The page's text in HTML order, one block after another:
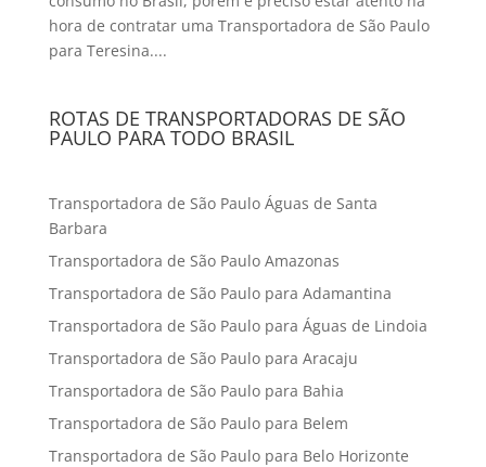
hora de contratar uma Transportadora de São Paulo
para Teresina....
ROTAS DE TRANSPORTADORAS DE SÃO
PAULO PARA TODO BRASIL
Transportadora de São Paulo Águas de Santa
Barbara
Transportadora de São Paulo Amazonas
Transportadora de São Paulo para Adamantina
Transportadora de São Paulo para Águas de Lindoia
Transportadora de São Paulo para Aracaju
Transportadora de São Paulo para Bahia
Transportadora de São Paulo para Belem
Transportadora de São Paulo para Belo Horizonte